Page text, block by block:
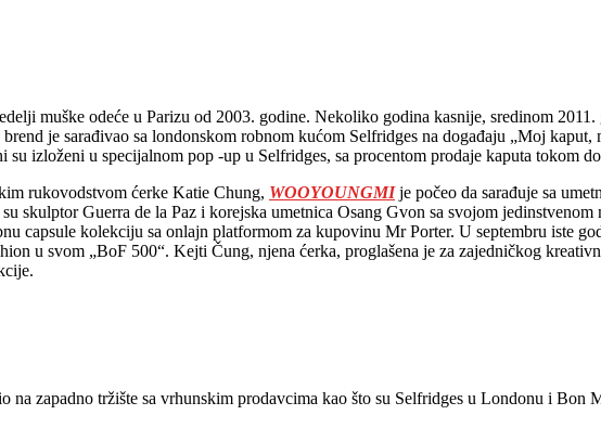
muške odeće u Parizu od 2003. godine. Nekoliko godina kasnije, sredinom
je sarađivao sa londonskom robnom kućom Selfridges na događaju „Moj
izloženi u specijalnom pop -up u Selfridges, sa procentom prodaje kaputa tokom
rukovodstvom ćerke Katie Chung, WOOYOUNGMIje počeo da sarađuje sa
skulptor Guerra de la Paz i korejska umetnica Osang Gvon sa svojom
capsule kolekciju sa onlajn platformom za kupovinu Mr Porter. U septembru iste
u svom „BoF 500“. Kejti Čung, njena ćerka, proglašena je za zajedničkog
na zapadno tržište sa vrhunskim prodavcima kao što su Selfridges u Londonu i Bon